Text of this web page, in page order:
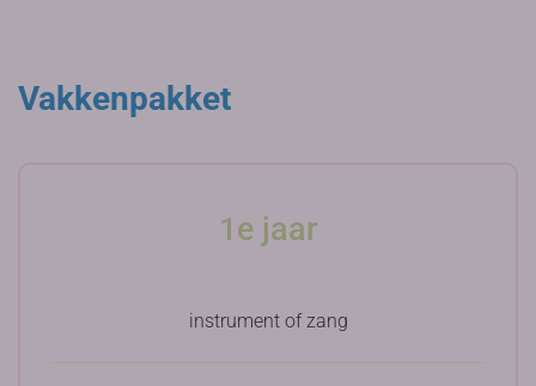
Vakkenpakket
1e jaar
instrument of zang